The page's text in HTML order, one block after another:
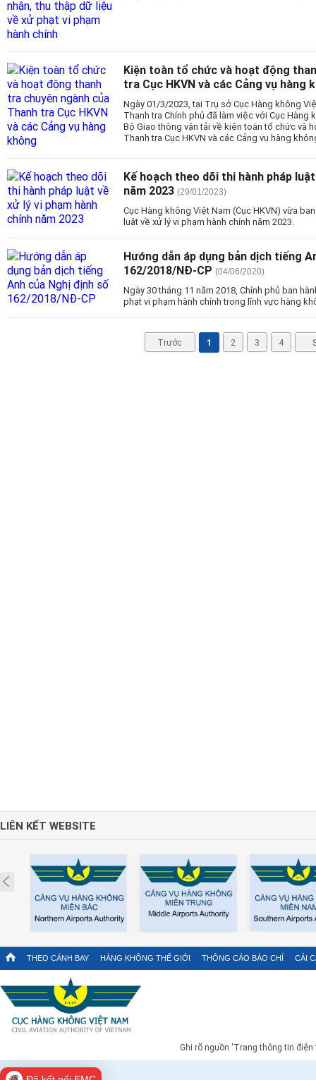
Kiện toàn tổ chức và hoạt động
tra Cục HKVN và các Cảng vụ hàng
Ngày 01/3/2023, tại Trụ sở Cục Hàng không
Thanh tra Chính phủ đã làm việc với Cục Hàng
Bộ Giao thông vận tải về kiện toàn tổ chức và
Thanh tra Cục HKVN và các Cảng vụ hàng
Kế hoạch theo dõi thi hành pháp
năm 2023 (29/01/2023)
Cục Hàng không Việt Nam (Cục HKVN) vừa
luật về xử lý vi phạm hành chính năm 2023.
Hướng dẫn áp dụng bản dịch tiếng
162/2018/NĐ-CP (04/06/2020)
Ngày 30 tháng 11 năm 2018, Chính phủ ban
phạt vi phạm hành chính trong lĩnh vực hàng
Trước 1 2 3 4
LIÊN KẾT WEBSITE
Prev
THEO CÁNH BAY HÀNG KHÔNG THẾ GIỚI THÔNG CÁO BÁO CHÍ CẢI
Ghi rõ nguồn 'Trang thông tin